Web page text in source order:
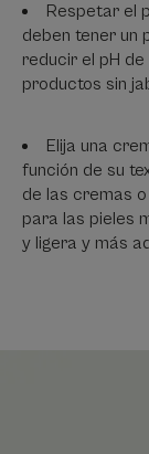
Respetar el
deben tener un
reducir el pH
productos sin
Elija una
función de su
de las cremas
para las pieles
y ligera y más